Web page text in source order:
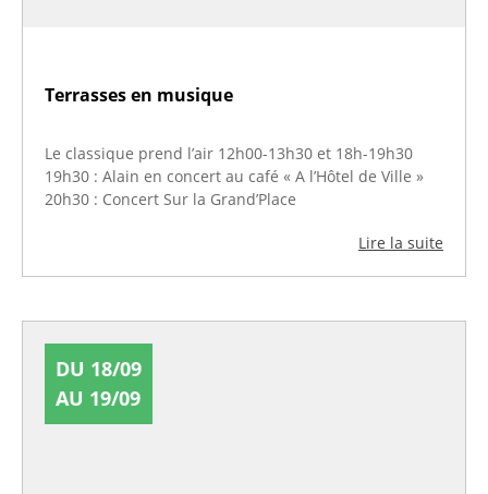
Terrasses en musique
Le classique prend l’air 12h00-13h30 et 18h-19h30
19h30 : Alain en concert au café « A l’Hôtel de Ville »
20h30 : Concert Sur la Grand’Place
Lire la suite
DU 18/09
AU 19/09